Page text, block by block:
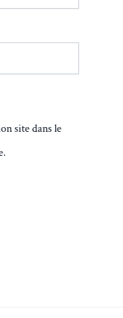
site dans le